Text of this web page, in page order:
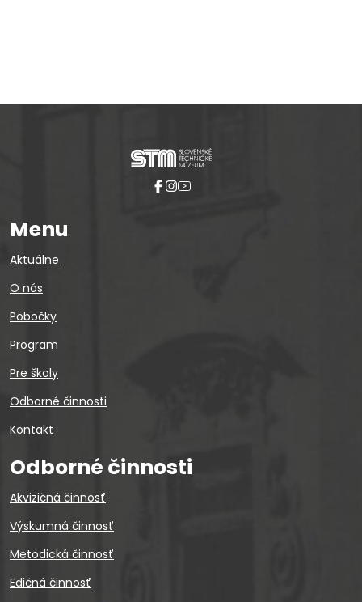
Menu
Aktuálne
O nás
Pobočky
Program
Pre školy
Odborné činnosti
Kontakt
Odborné činnosti
Akvizičná činnosť
Výskumná činnosť
Metodická činnosť
Edičná činnosť